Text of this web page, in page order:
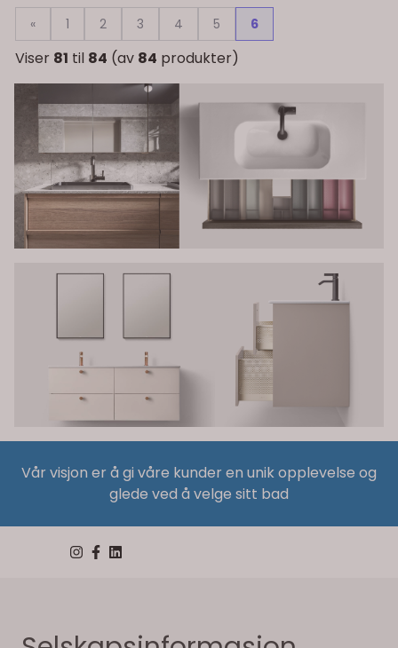
« 1 2 3 4 5 6
Viser 81 til 84 (av 84 produkter)
Vår visjon er å gi våre kunder en unik opplevelse og
glede ved å velge sitt bad